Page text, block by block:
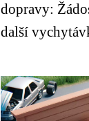
dopravy:
další